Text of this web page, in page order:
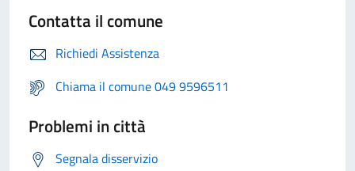
Contatta il comune
Richiedi Assistenza
Chiama il comune 049 9596511
Problemi in città
Segnala disservizio